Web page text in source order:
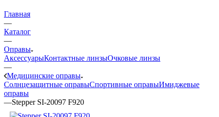
Главная
—
Каталог
—
Оправы
АксессуарыКонтактные линзыОчковые линзы
—
Медицинские оправы
Солнцезащитные оправыСпортивные оправыИмиджевые
оправы
—Stepper SI-20097 F920